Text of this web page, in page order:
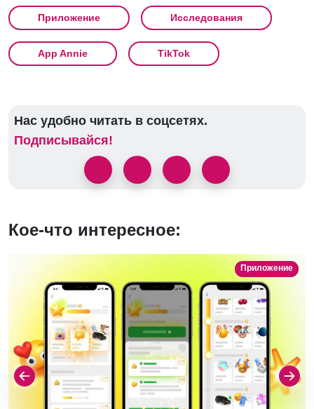
Приложение Исследования
App Annie TikTok
Нас удобно читать в соцсетях.
Подписывайся!
Кое-что интересное:
Приложение